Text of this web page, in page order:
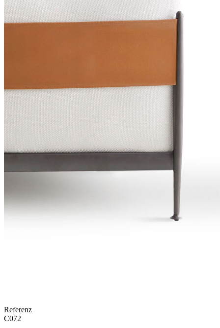
Referenz
C072